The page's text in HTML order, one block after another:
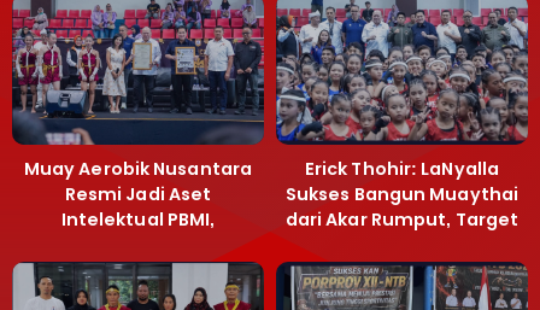
Muay Aerobik Nusantara
Resmi Jadi Aset
Intelektual PBMI,
Terobosan Bangun
Grassroots
Erick Thohir: LaNyalla
Sukses Bangun Muaythai
dari Akar Rumput, Target